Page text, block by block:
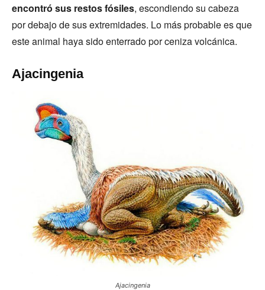
encontró sus restos fósiles, escondiendo su cabeza
por debajo de sus extremidades. Lo más probable es que
este animal haya sido enterrado por ceniza volcánica.
Ajacingenia
Ajacingenia